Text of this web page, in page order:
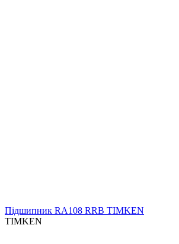
Підшипник RA108 RRB TIMKEN
TIMKEN